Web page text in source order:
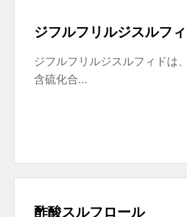
ジフルフリルジスルフ
ジフルフリルジスルフィドは
含硫化合…
酢酸スルフロール